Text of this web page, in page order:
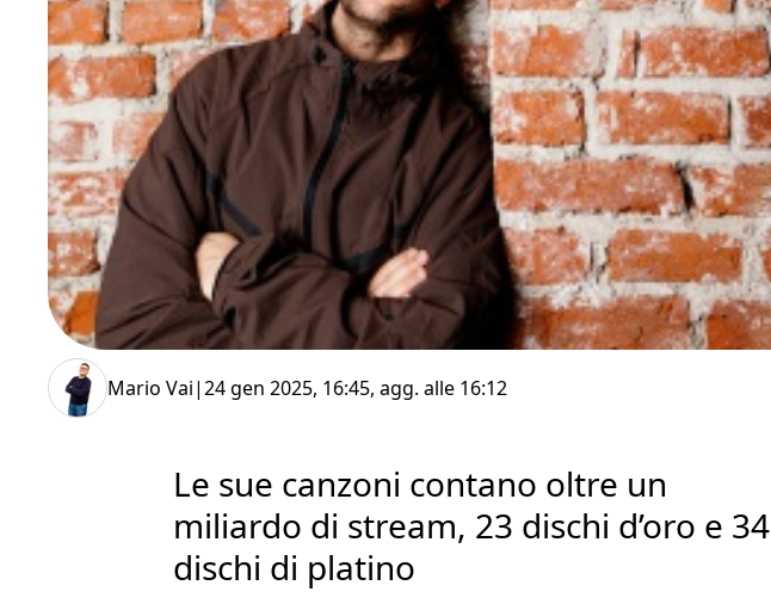
Mario Vai|24 gen 2025, 16:45, agg. alle 16:12
Le sue canzoni contano oltre un
miliardo di stream, 23 dischi d’oro e 34
dischi di platino